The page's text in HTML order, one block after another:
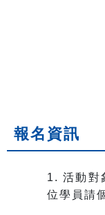
報名資訊
1. 活動對
位學員請